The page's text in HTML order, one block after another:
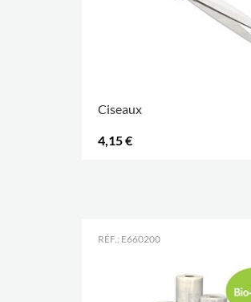
Ciseaux
4,15 €
RÉF.: E660200